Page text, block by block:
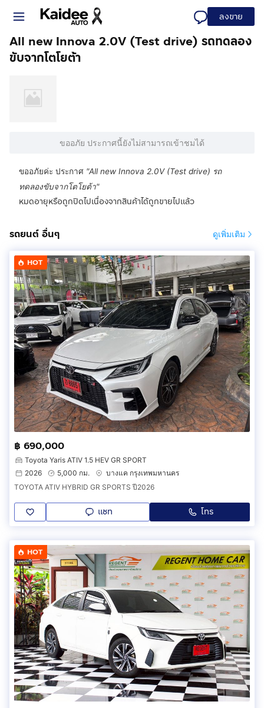
ลงขาย
All new Innova 2.0V (Test drive) รถทดลอง
ขับจากโตโยต้า
ขออภัย ประกาศนี้ยังไม่สามารถเข้าชมได้
ขออภัยค่ะ ประกาศ "All new Innova 2.0V (Test drive) รถ
ทดลองขับจากโตโยต้า"
หมดอายุหรือถูกปิดไปเนื่องจากสินค้าได้ถูกขายไปแล้ว
รถยนต์ อื่นๆ ดูเพิ่มเติม
HOT
฿ 690,000
Toyota Yaris ATIV 1.5 HEV GR SPORT
2026
5,000 กม.
บางแค กรุงเทพมหานคร
TOYOTA ATIV HYBRID GR SPORTS ปี2026
แชท โทร
HOT